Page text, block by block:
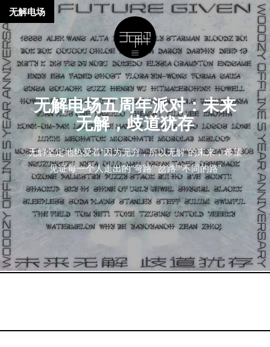
无解电场五周年派对：未来
无解，歧道犹存
无解坚定地热爱着“因为无穷，所以无解”的未来，希望
见证每一个人走出的“弯路”“岔路”“不同的路”
无解电场